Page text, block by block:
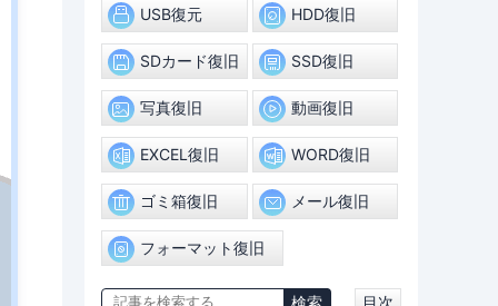
USB復元 HDD復旧
SDカード復旧 SSD復旧
写真復旧 動画復旧
EXCEL復旧 WORD復旧
ゴミ箱復旧 メール復旧
フォーマット復旧
目次